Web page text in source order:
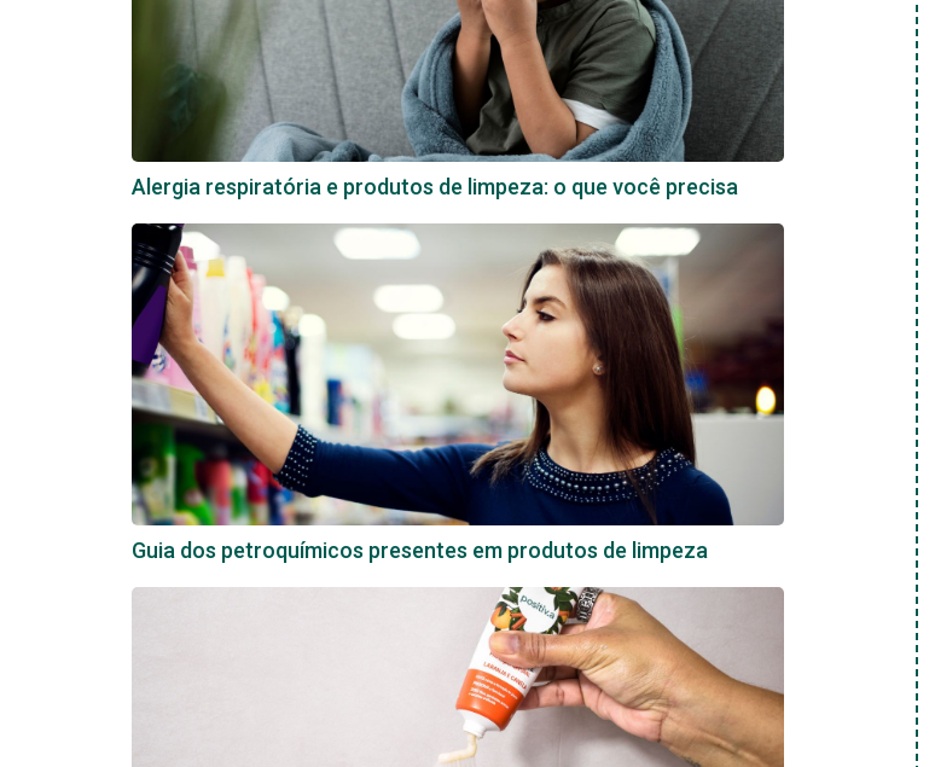
Alergia respiratória e produtos de limpeza: o que você precisa
Guia dos petroquímicos presentes em produtos de limpeza